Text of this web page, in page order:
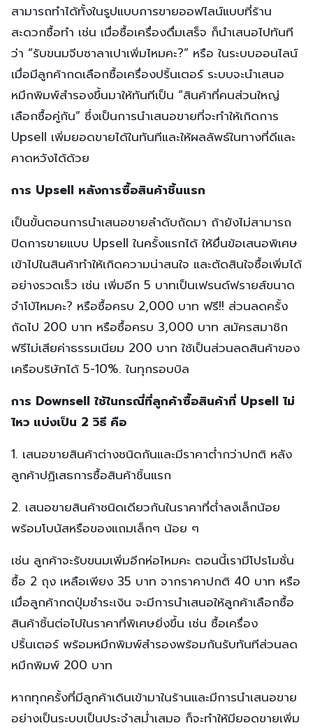
สามารถทำได้ทั้งในรูปแบบการขายออฟไลน์แบบที่ร้าน
สะดวกซื้อทำ เช่น เมื่อซื้อเครื่องดื่มเสร็จ ก็นำเสนอไปทันที
ว่า “รับขนมจีบซาลาเปาเพิ่มไหมคะ?” หรือ ในระบบออนไลน์
เมื่อมีลูกค้ากดเลือกซื้อเครื่องปริ้นเตอร์ ระบบจะนำเสนอ
หมึกพิมพ์สำรองขึ้นมาให้ทันทีเป็น “สินค้าที่คนส่วนใหญ่
เลือกซื้อคู่กัน” ซึ่งเป็นการนำเสนอขายที่จะทำให้เกิดการ
Upsell เพิ่มยอดขายได้ในทันทีและให้ผลลัพธ์ในทางที่ดีและ
คาดหวังได้ด้วย
การ Upsell หลังการซื้อสินค้าชิ้นแรก
เป็นขั้นตอนการนำเสนอขายลำดับถัดมา ถ้ายังไม่สามารถ
ปิดการขายแบบ Upsell ในครั้งแรกได้ ให้ยื่นข้อเสนอพิเศษ
เข้าไปในสินค้าทำให้เกิดความน่าสนใจ และตัดสินใจซื้อเพิ่มได้
อย่างรวดเร็ว เช่น เพิ่มอีก 5 บาทเป็นเฟรนด์ฟรายส์ขนาด
จำโบ้ไหมคะ? หรือซื้อครบ 2,000 บาท ฟรี!! ส่วนลดครั้ง
ถัดไป 200 บาท หรือซื้อครบ 3,000 บาท สมัครสมาชิก
ฟรีไม่เสียค่าธรรมเนียม 200 บาท ใช้เป็นส่วนลดสินค้าของ
เครือบริษัทได้ 5-10%. ในทุกรอบบิล
การ Downsell ใช้ในกรณี่ที่ลูกค้าซื้อสินค้าที่ Upsell ไม่
ไหว แบ่งเป็น 2 วิธี คือ
1. เสนอขายสินค้าต่างชนิดกันและมีราคาต่ำกว่าปกติ หลัง
ลูกค้าปฏิเสธการซื้อสินค้าชิ้นแรก
2. เสนอขายสินค้าชนิดเดียวกันในราคาที่ต่ำลงเล็กน้อย
พร้อมโบนัสหรือของแถมเล็กๆ น้อย ๆ
เช่น ลูกค้าจะรับขนมเพิ่มอีกห่อไหมคะ ตอนนี้เรามีโปรโมชั่น
ซื้อ 2 ถุง เหลือเพียง 35 บาท จากราคาปกติ 40 บาท หรือ
เมื่อลูกค้ากดปุ่มชำระเงิน จะมีการนำเสนอให้ลูกค้าเลือกซื้อ
สินค้าชิ้นต่อไปในราคาที่พิเศษยิ่งขึ้น เช่น ซื้อเครื่อง
ปริ้นเตอร์ พร้อมหมึกพิมพ์สำรองพร้อมกันรับทันทีส่วนลด
หมึกพิมพ์ 200 บาท
หากทุกครั้งที่มีลูกค้าเดินเข้ามาในร้านและมีการนำเสนอขาย
อย่างเป็นระบบเป็นประจำสม่ำเสมอ ก็จะทำให้มียอดขายเพิ่ม